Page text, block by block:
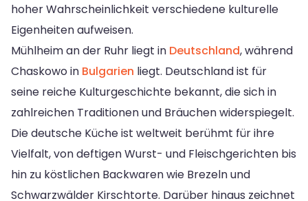
hoher Wahrscheinlichkeit verschiedene kulturelle
Eigenheiten aufweisen.
Mühlheim an der Ruhr liegt in Deutschland, während
Chaskowo in Bulgarien liegt. Deutschland ist für
seine reiche Kulturgeschichte bekannt, die sich in
zahlreichen Traditionen und Bräuchen widerspiegelt.
Die deutsche Küche ist weltweit berühmt für ihre
Vielfalt, von deftigen Wurst- und Fleischgerichten bis
hin zu köstlichen Backwaren wie Brezeln und
Schwarzwälder Kirschtorte. Darüber hinaus zeichnet